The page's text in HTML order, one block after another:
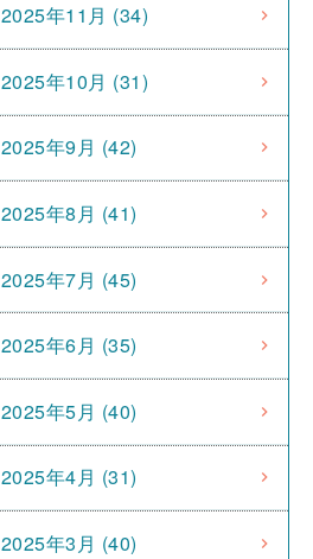
2025年11月 (34)
2025年10月 (31)
2025年9月 (42)
2025年8月 (41)
2025年7月 (45)
2025年6月 (35)
2025年5月 (40)
2025年4月 (31)
2025年3月 (40)